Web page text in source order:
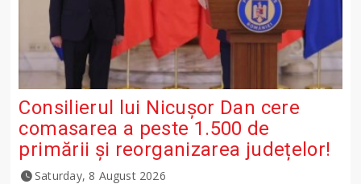
Consilierul lui Nicușor Dan cere
comasarea a peste 1.500 de
primării și reorganizarea județelor!
Saturday, 8 August 2026